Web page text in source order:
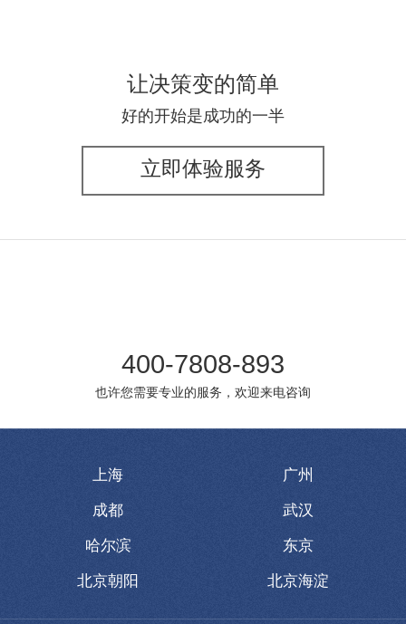
让决策变的简单
好的开始是成功的一半
立即体验服务
400-7808-893
也许您需要专业的服务，欢迎来电咨询
上海 广州
成都 武汉
哈尔滨 东京
北京朝阳 北京海淀